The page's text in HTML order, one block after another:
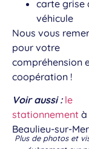
carte grise
véhicule
Nous vous
pour votre
compréhension
coopération !
Voir aussi : le
stationnement à
Beaulieu-sur-Mer
Plus de photos et